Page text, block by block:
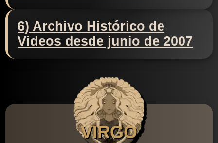
6) Archivo Histórico de
Videos desde junio de 2007
VIRGO